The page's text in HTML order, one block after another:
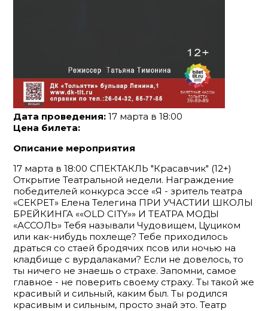
Дата проведения: 17 марта в 18:00
Цена билета:
Описание мероприятия
17 марта в 18:00 СПЕКТАКЛЬ "Красавчик" (12+)
Открытие Театральной недели. Награждение
победителей конкурса эссе «Я - зритель театра
«СЕКРЕТ» Елена Телегина ПРИ УЧАСТИИ ШКОЛЫ
БРЕЙКИНГА ««OLD CITY»» И ТЕАТРА МОДЫ
«АССОЛЬ» Тебя называли Чудовищем, Цуциком
или как-нибудь похлеще? Тебе приходилось
драться со стаей бродячих псов или ночью на
кладбище с вурдалаками? Если не довелось, то
ты ничего не знаешь о страхе. Запомни, самое
главное - не поверить своему страху. Ты такой же
красивый и сильный, каким был. Ты родился
красивым и сильным, просто знай это. Театр